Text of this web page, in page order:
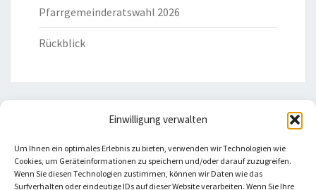
Einwilligung verwalten
Um Ihnen ein optimales Erlebnis zu bieten, verwenden wir Technologien wie
Cookies, um Geräteinformationen zu speichern und/oder darauf zuzugreifen.
Wenn Sie diesen Technologien zustimmen, können wir Daten wie das
Surfverhalten oder eindeutige IDs auf dieser Website verarbeiten. Wenn Sie Ihre
Pfarrgemeinderatswahl 2026
Rückblick
Bistum Eichstätt